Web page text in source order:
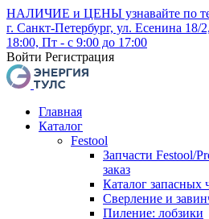
НАЛИЧИЕ и ЦЕНЫ узнавайте по
г. Санкт-Петербург, ул. Есенина 18/
18:00, Пт - с 9:00 до 17:00
Войти Регистрация
Главная
Каталог
Festool
Запчасти Festool/
заказ
Каталог запасных
Сверление и
Пиление: лобзики